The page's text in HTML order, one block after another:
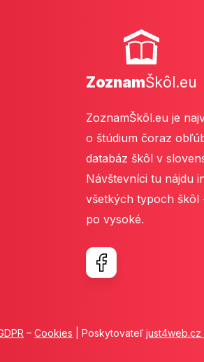
ZoznamŠkôl.eu
ZoznamŠkôl.eu je
o štúdium čoraz
databáz škôl v
Návštevníci tu nájdu
všetkých typoch škôl
po vysoké.
– Cookies | Poskytovateľ just4web.cz